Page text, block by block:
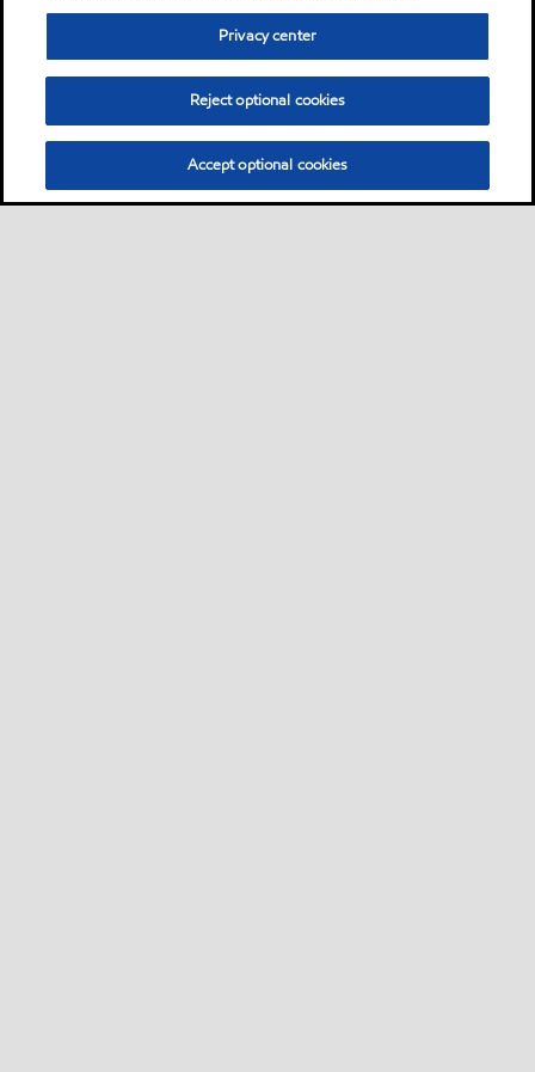
Privacy center
Reject optional cookies
Accept optional cookies